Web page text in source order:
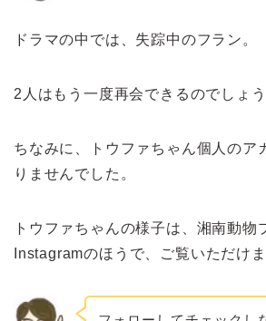
ドラマの中では、失踪中のフラン。
2人はもう一度再会できるのでしょう
ちなみに、トウファちゃん個人のア
りませんでした。
トウファちゃんの様子は、湘南動物
Instagramのほうで、ご覧いただけま